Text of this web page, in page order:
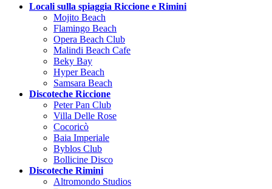
Locali sulla spiaggia Riccione e Rimini
Mojito Beach
Flamingo Beach
Opera Beach Club
Malindi Beach Cafe
Beky Bay
Hyper Beach
Samsara Beach
Discoteche Riccione
Peter Pan Club
Villa Delle Rose
Cocoricò
Baia Imperiale
Byblos Club
Bollicine Disco
Discoteche Rimini
Altromondo Studios